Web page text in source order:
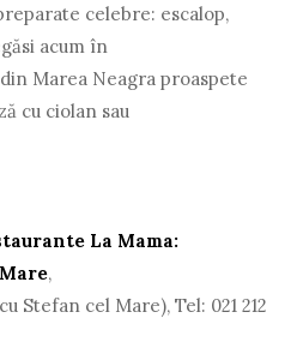
celebre: escalop,
acum în
Marea Neagra proaspete
cu ciolan sau
La Mama:
,
Stefan cel Mare), Tel: 021 212